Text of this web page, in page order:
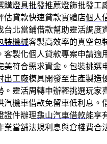
購燈具批發推薦燈飾批發工
估貸款快速貸款實體店個人
台北當鋪借款幫助靈活調度
裝機械客製高效率的真空包
製化個人貸款專案申請適
美符合需求資金。包裝挑選
出工廠模具開發至生產製造
靈活周轉申辦輕挑選玩家
汽機車借款免留車低利息。
證件辦理龜山汽車借款能享
業當舖法規利息與倉棧費合